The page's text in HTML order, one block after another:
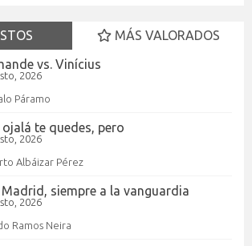
MÁS VALORADOS
vs. Vinícius
2026
Páramo
te quedes, pero
2026
Albáizar Pérez
Madrid, siempre a la vanguardia
2026
Ramos Neira